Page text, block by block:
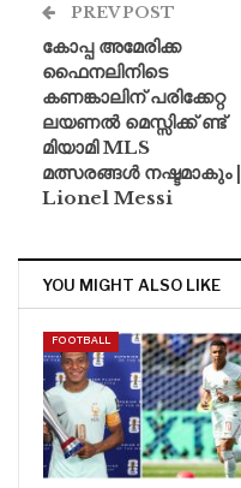
PREV POST
കോപ്പ അമേരിക്ക
ഫൈനലിനിടെ
കണങ്കാലിന് പരിക്കേറ്റ
ലയണൽ മെസ്സിക്ക് ണ്ട്
മിയാമി MLS
മത്സരങ്ങൾ നഷ്ടമാകും |
Lionel Messi
YOU MIGHT ALSO LIKE
FOOTBALL